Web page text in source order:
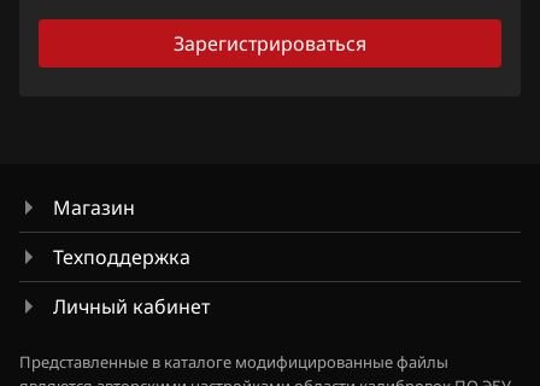
Dongfeng
Exeed
Extreme moto
Jazz, Fit
Legend 3.5 295hp
Pilot 3.5
Ridgeline
Shuttle 1.3i-DSI i-VTEC_(L13A)
Зарегистрироваться
Магазин
Техподдержка
Личный кабинет
Представленные в каталоге модифицированные файлы